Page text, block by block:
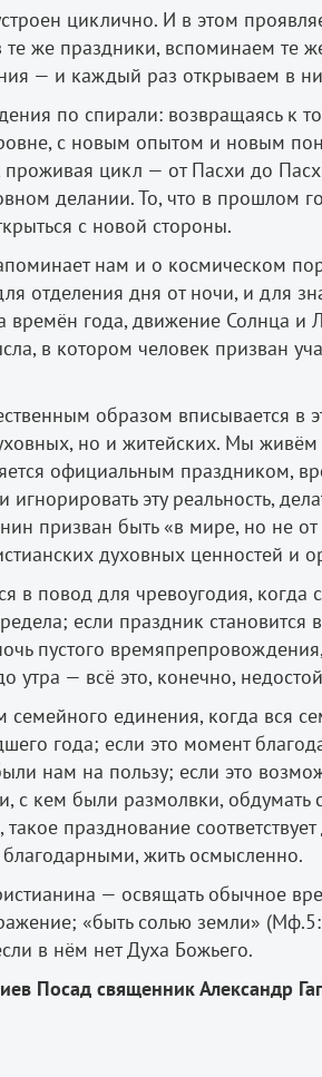
циклично. И в этом
же праздники, вспоминаем те
— и каждый раз открываем в
по спирали: возвращаясь к
с новым опытом и новым
цикл — от Пасхи до
делании. То, что в прошлом
с новой стороны.
нам и о космическом
отделения дня от ночи, и для
времён года, движение Солнца и
в котором человек призван
образом вписывается в
но и житейских. Мы живём
официальным праздником,
эту реальность,
призван быть «в мире, но не от
духовных ценностей и
в повод для чревоугодия, когда
если праздник становится
пустого
утра — всё это, конечно,
семейного единения, когда вся
года; если это момент
нам на пользу; если это
с кем были размолвки,
празднование
благодарными, жить осмысленно.
— освящать обычное
«быть солью земли»
в нём нет Духа Божьего.
Посад священник Александр